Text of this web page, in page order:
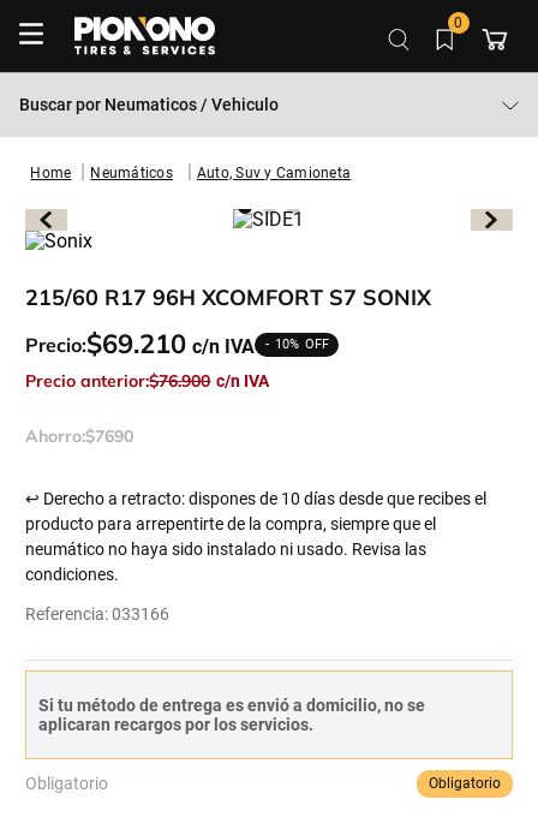
0
Buscar por Neumaticos / Vehiculo
Neumáticos Auto, Suv y Camioneta
215/60 R17 96H XCOMFORT S7 SONIX
Precio:$69.210 10%
Precio anterior:$76.900
Ahorro:$7690
↩ Derecho a retracto: dispones de 10 días desde que recibes el
producto para arrepentirte de la compra, siempre que el
neumático no haya sido instalado ni usado. Revisa las
condiciones.
Referencia:033166
Si tu método de entrega es envió a domicilio, no se
aplicaran recargos por los servicios.
Obligatorio Obligatorio